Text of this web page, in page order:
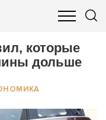
БИЗНЕС И ФИНАНСЫ
которые
дольше